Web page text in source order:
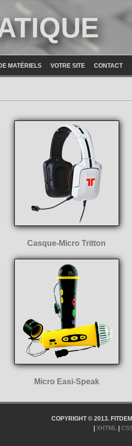
MATÉRIELS VOTRE SITE CONTACT
Casque-Micro Tritton
Micro Easi-Speak
COPYRIGHT © 2013.
|XHTML |